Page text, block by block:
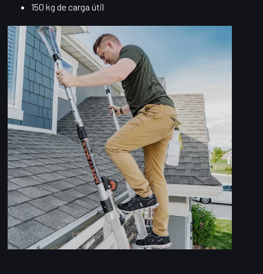
150 kg de carga útil